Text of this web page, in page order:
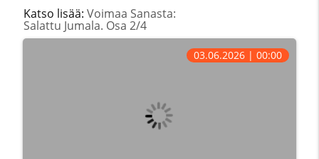
Katso lisää: Voimaa Sanasta:
Salattu Jumala. Osa 2/4
03.06.2026 | 00:00